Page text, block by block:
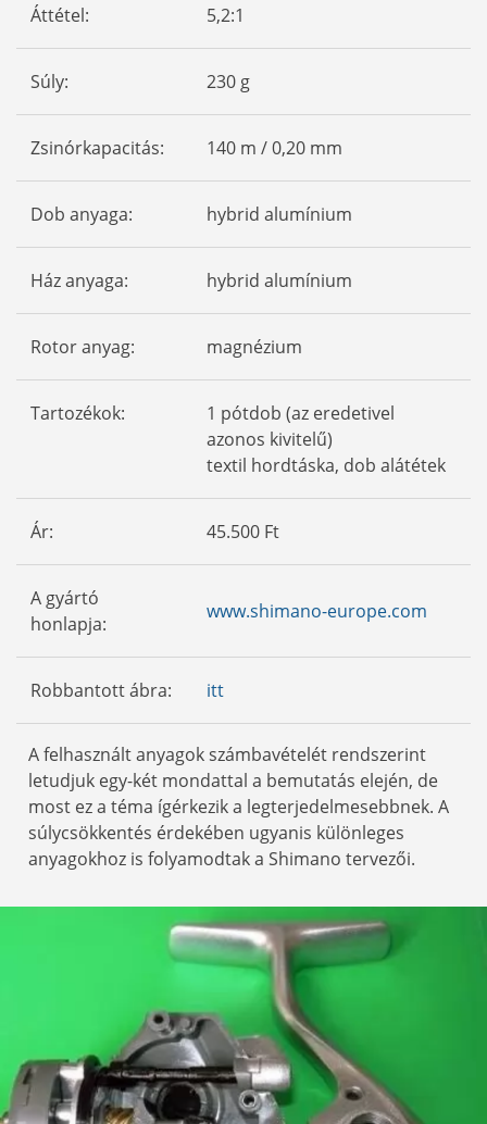
Áttétel: 5,2:1
Súly: 230 g
Zsinórkapacitás: 140 m / 0,20 mm
Dob anyaga: hybrid alumínium
Ház anyaga: hybrid alumínium
Rotor anyag: magnézium
Tartozékok:
1 pótdob (az eredetivel
azonos kivitelű)
textil hordtáska, dob alátétek
Ár: 45.500 Ft
A gyártó
honlapja:
www.shimano-europe.com
Robbantott ábra: itt
A felhasznált anyagok számbavételét rendszerint
letudjuk egy-két mondattal a bemutatás elején, de
most ez a téma ígérkezik a legterjedelmesebbnek. A
súlycsökkentés érdekében ugyanis különleges
anyagokhoz is folyamodtak a Shimano tervezői.